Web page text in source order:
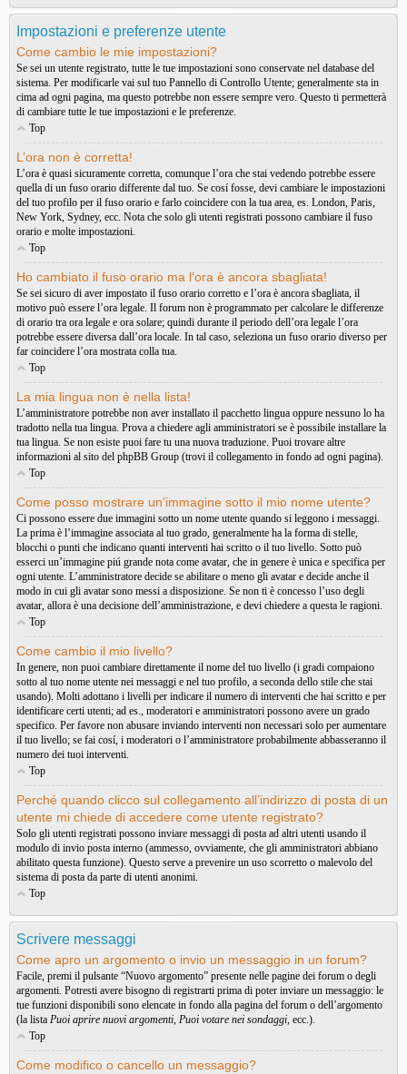
Impostazioni e preferenze utente
Come cambio le mie impostazioni?
Se sei un utente registrato, tutte le tue impostazioni sono conservate nel database del
sistema. Per modificarle vai sul tuo Pannello di Controllo Utente; generalmente sta in
cima ad ogni pagina, ma questo potrebbe non essere sempre vero. Questo ti permetterà
di cambiare tutte le tue impostazioni e le preferenze.
Top
L’ora non è corretta!
L’ora è quasi sicuramente corretta, comunque l’ora che stai vedendo potrebbe essere
quella di un fuso orario differente dal tuo. Se cosí fosse, devi cambiare le impostazioni
del tuo profilo per il fuso orario e farlo coincidere con la tua area, es. London, Paris,
New York, Sydney, ecc. Nota che solo gli utenti registrati possono cambiare il fuso
orario e molte impostazioni.
Top
Ho cambiato il fuso orario ma l’ora è ancora sbagliata!
Se sei sicuro di aver impostato il fuso orario corretto e l’ora è ancora sbagliata, il
motivo può essere l’ora legale. Il forum non è programmato per calcolare le differenze
di orario tra ora legale e ora solare; quindi durante il periodo dell’ora legale l’ora
potrebbe essere diversa dall’ora locale. In tal caso, seleziona un fuso orario diverso per
far coincidere l’ora mostrata colla tua.
Top
La mia lingua non è nella lista!
L’amministratore potrebbe non aver installato il pacchetto lingua oppure nessuno lo ha
tradotto nella tua lingua. Prova a chiedere agli amministratori se è possibile installare la
tua lingua. Se non esiste puoi fare tu una nuova traduzione. Puoi trovare altre
informazioni al sito del phpBB Group (trovi il collegamento in fondo ad ogni pagina).
Top
Come posso mostrare un’immagine sotto il mio nome utente?
Ci possono essere due immagini sotto un nome utente quando si leggono i messaggi.
La prima è l’immagine associata al tuo grado, generalmente ha la forma di stelle,
blocchi o punti che indicano quanti interventi hai scritto o il tuo livello. Sotto può
esserci un’immagine piú grande nota come avatar, che in genere è unica e specifica per
ogni utente. L’amministratore decide se abilitare o meno gli avatar e decide anche il
modo in cui gli avatar sono messi a disposizione. Se non ti è concesso l’uso degli
avatar, allora è una decisione dell’amministrazione, e devi chiedere a questa le ragioni.
Top
Come cambio il mio livello?
In genere, non puoi cambiare direttamente il nome del tuo livello (i gradi compaiono
sotto al tuo nome utente nei messaggi e nel tuo profilo, a seconda dello stile che stai
usando). Molti adottano i livelli per indicare il numero di interventi che hai scritto e per
identificare certi utenti; ad es., moderatori e amministratori possono avere un grado
specifico. Per favore non abusare inviando interventi non necessari solo per aumentare
il tuo livello; se fai cosí, i moderatori o l’amministratore probabilmente abbasseranno il
numero dei tuoi interventi.
Top
Perché quando clicco sul collegamento all’indirizzo di posta di un
utente mi chiede di accedere come utente registrato?
Solo gli utenti registrati possono inviare messaggi di posta ad altri utenti usando il
modulo di invio posta interno (ammesso, ovviamente, che gli amministratori abbiano
abilitato questa funzione). Questo serve a prevenire un uso scorretto o malevolo del
sistema di posta da parte di utenti anonimi.
Top
Scrivere messaggi
Come apro un argomento o invio un messaggio in un forum?
Facile, premi il pulsante “Nuovo argomento” presente nelle pagine dei forum o degli
argomenti. Potresti avere bisogno di registrarti prima di poter inviare un messaggio: le
tue funzioni disponibili sono elencate in fondo alla pagina del forum o dell’argomento
(la lista Puoi aprire nuovi argomenti, Puoi votare nei sondaggi, ecc.).
Top
Come modifico o cancello un messaggio?